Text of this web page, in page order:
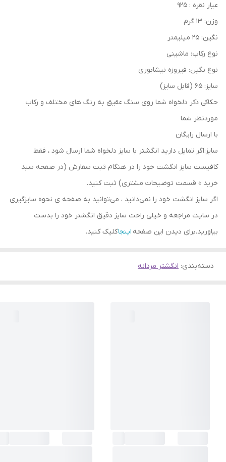
عیار نقره : 925
وزن: 13 گرم
نگین: 25 میلیمتر
نوع رکاب: ماشینی
نوع نگین: فیروزه نیشابوری
سایز: 65 (قابل سایز)
حکاکی ذکر دلخواه شما روی سنگ عقیق به رنگ های مختلف و رکاب
موردنظر شما
با ارسال رایگان
سایز:اگر تمایل دارید انگشتر با سایز دلخواه شما ارسال شود ، فقط
کافیست سایز انگشت خود را در هنگام ثبت سفارش (در صفحه سبد
خرید » قسمت توضیحات مشتری) ثبت کنید.
اگر سایز انگشت خود را نمی‌دانید ، می‌توانید به صفحه ی نحوه سایزگیری
در سایت مراجعه و خیلی راحت سایز دقیق انگشتر خود را بدست
بیاورید.برای دیدن این صفحه اینجاکلیک کنید.
دسته‌بندی: انگشتر مردانه